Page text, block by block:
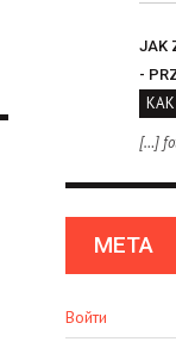
JAK
-
[…]
МЕТА
Войти